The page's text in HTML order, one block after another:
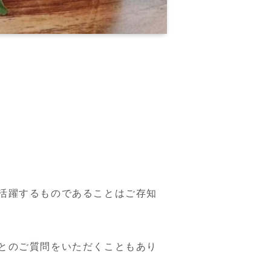
躍するものであることはご存知
のご質問をいただくこともあり